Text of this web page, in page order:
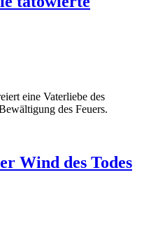
eine Vaterliebe des
des Feuers.
Wind des Todes